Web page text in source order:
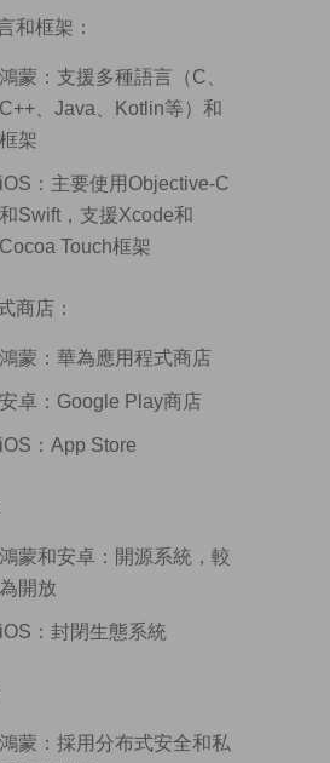
和框架：
鴻蒙：支援多種語言（C、
C++、Java、Kotlin等）和
框架
iOS：主要使用Objective-C
和Swift，支援Xcode和
Cocoa Touch框架
商店：
鴻蒙：華為應用程式商店
安卓：Google Play商店
iOS：App Store
鴻蒙和安卓：開源系統，較
為開放
iOS：封閉生態系統
鴻蒙：採用分布式安全和私